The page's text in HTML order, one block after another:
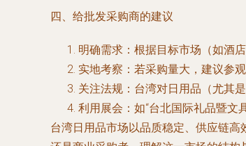
四、给批发采购商的建议
明确需求：根据目标市场（如酒
实地考察：若采购量大，建议参
关注法规：台湾对日用品（尤其
利用展会：如“台北国际礼品暨文
台湾日用品市场以品质稳定、供应链